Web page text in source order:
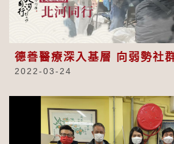
德善醫療深入基層 向弱勢社
2022-03-24